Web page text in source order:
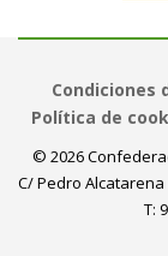
Condiciones
Política de
© 2026
C/ Pedro Alcatarena
T: